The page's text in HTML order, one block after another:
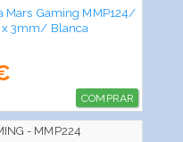
Mars Gaming MMP124/
3mm/ Blanca
COMPRAR
- MMP224